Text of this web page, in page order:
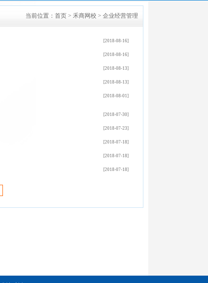
当前位置：首页 > 禾商网校 > 企业经营管理
[2018-08-16]
[2018-08-16]
[2018-08-13]
[2018-08-13]
[2018-08-01]
[2018-07-30]
[2018-07-23]
[2018-07-18]
[2018-07-18]
[2018-07-18]